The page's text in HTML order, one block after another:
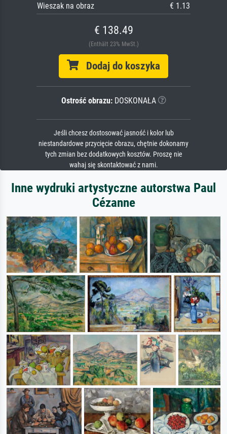
Wieszak na obraz
€ 1.13
€ 138.49
(Enthält 23% MwSt.)
Dodaj do koszyka
Ostrość obrazu:DOSKONAŁA
Jeśli chcesz dostosować jasność i kolor lub
niestandardowe przycięcie obrazu, chętnie dokonamy
tych zmian bez dodatkowych kosztów. Proszę nie
wahaj się skontaktować z nami.
Inne wydruki artystyczne autorstwa Paul
Cézanne